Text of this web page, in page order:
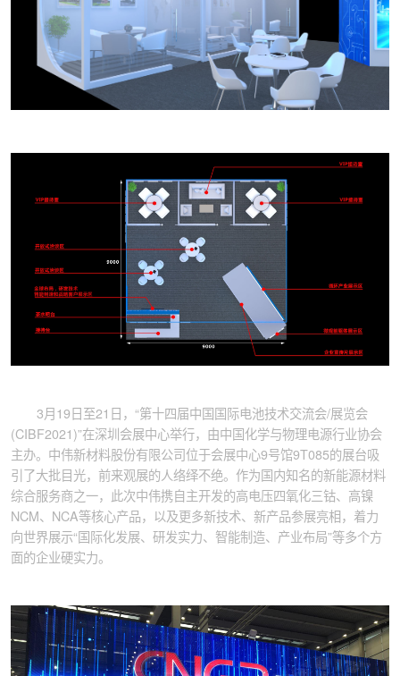
3月19日至21日，“第十四届中国国际电池技术交流会/展览会
(CIBF2021)”在深圳会展中心举行，由中国化学与物理电源行业协会
主办。中伟新材料股份有限公司位于会展中心9号馆9T085的展台吸
引了大批目光，前来观展的人络绎不绝。作为国内知名的新能源材料
综合服务商之一，此次中伟携自主开发的高电压四氧化三钴、高镍
NCM、NCA等核心产品，以及更多新技术、新产品参展亮相，着力
向世界展示“国际化发展、研发实力、智能制造、产业布局”等多个方
面的企业硬实力。